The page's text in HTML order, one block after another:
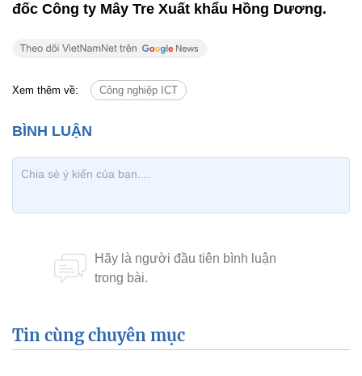
đốc Công ty Mây Tre Xuất khẩu Hồng Dương.
Xem thêm về: Công nghiệp ICT
Tin cùng chuyên mục